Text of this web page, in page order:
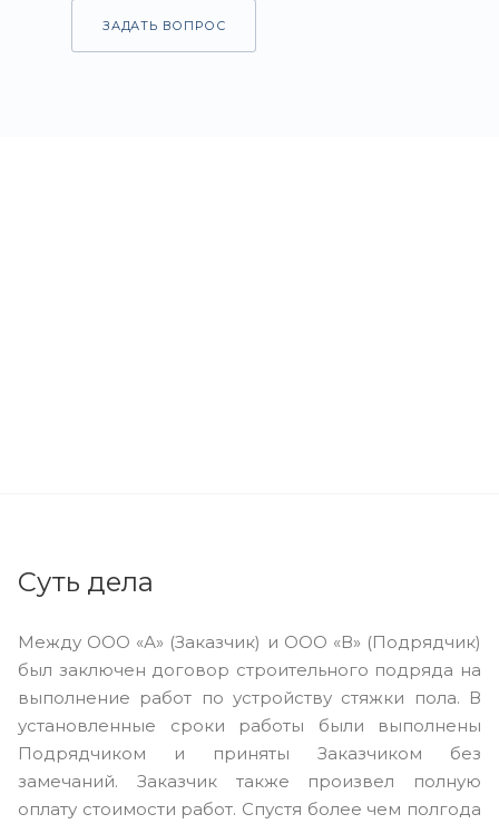
ЗАДАТЬ ВОПРОС
Суть дела
Между ООО «А» (Заказчик) и ООО «В» (Подрядчик)
был заключен договор строительного подряда на
выполнение работ по устройству стяжки пола. В
установленные сроки работы были выполнены
Подрядчиком и приняты Заказчиком без
замечаний. Заказчик также произвел полную
оплату стоимости работ. Спустя более чем полгода